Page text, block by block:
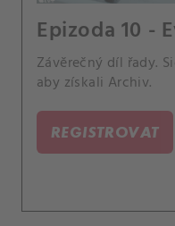
Epizoda 10 -
Závěrečný díl řady.
aby získali Archiv.
REGISTROVAT